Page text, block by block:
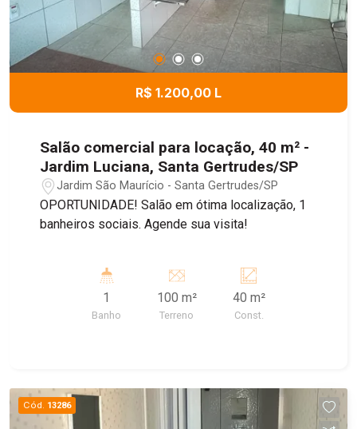
R$ 1.200,00 L
Salão comercial para locação, 40 m² -
Jardim Luciana, Santa Gertrudes/SP
Jardim São Maurício - Santa Gertrudes/SP
OPORTUNIDADE! Salão em ótima localização, 1
banheiros sociais. Agende sua visita!
1
Banho
100 m²
Terreno
40 m²
Const.
Cód. 13286